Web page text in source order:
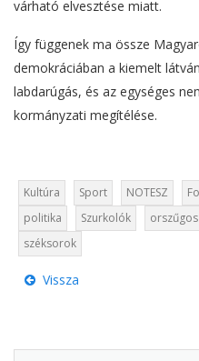
várható elvesztése miatt.
Így függenek ma össze
demokráciában a kiemelt
labdarúgás, és az egységes
kormányzati megítélése.
Kultúra Sport NOTESZ
politika
Szurkolók orszűgos
széksorok
Vissza